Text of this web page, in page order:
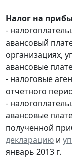
Налог на
-
авансовый
организациях,
авансовые
- налоговые
отчетного
-
авансовые
полученной
декларацию и
январь 2013 г.